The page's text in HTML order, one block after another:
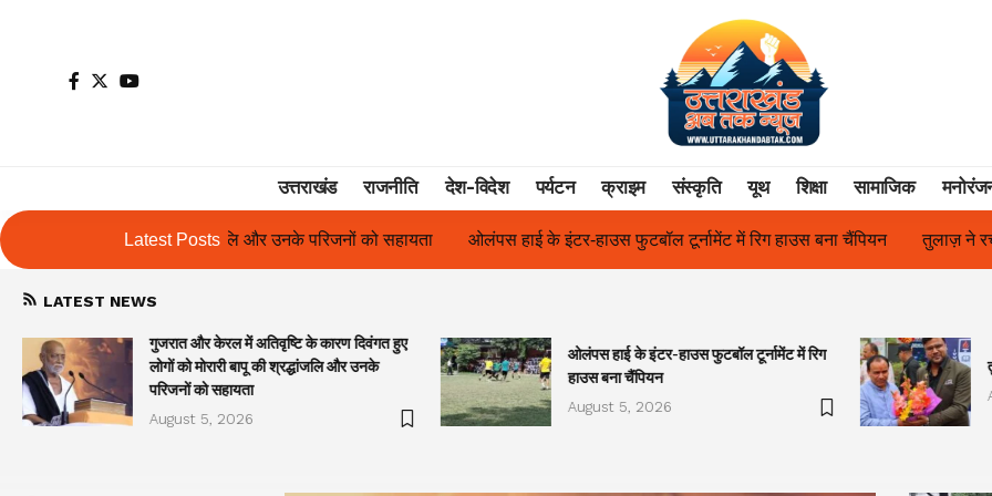
उत्तराखंड राजनीति देश-विदेश पर्यटन क्राइम संस्कृति यूथ शिक्षा सामाजिक
Latest Posts
को सहायता ओलंपस हाई के इंटर-हाउस फुटबॉल टूर्नामेंट में रिग हाउस बना चैंपियन तुलाज़ ने रचा इतिहास, संस्थान से बना विश्वविद्यालय
LATEST NEWS
गुजरात और केरल में अतिवृष्टि के कारण दिवंगत हुए
लोगों को मोरारी बापू की श्रद्धांजलि और उनके
परिजनों को सहायता
August 5, 2026
ओलंपस हाई के इंटर-हाउस फुटबॉल टूर्नामेंट में रिग
हाउस बना चैंपियन
August 5, 2026